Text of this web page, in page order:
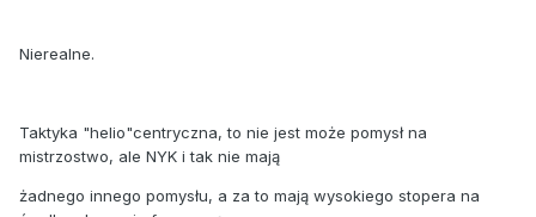
Nierealne.
Taktyka "helio"centryczna, to nie jest może pomysł na
mistrzostwo, ale NYK i tak nie mają
żadnego innego pomysłu, a za to mają wysokiego stopera na